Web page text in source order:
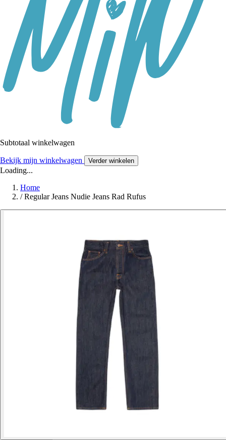
Subtotaal winkelwagen
Bekijk mijn winkelwagen Verder winkelen
Loading...
Home
/ Regular Jeans Nudie Jeans Rad Rufus